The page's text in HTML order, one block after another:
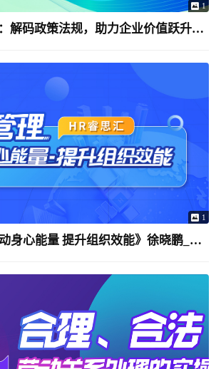
1
《ESG驱动未来：解码政策法规，助力企业价值跃升》姚凯
1
《精力管理：驱动身心能量 提升组织效能》徐晓鹏_邦睿咨询